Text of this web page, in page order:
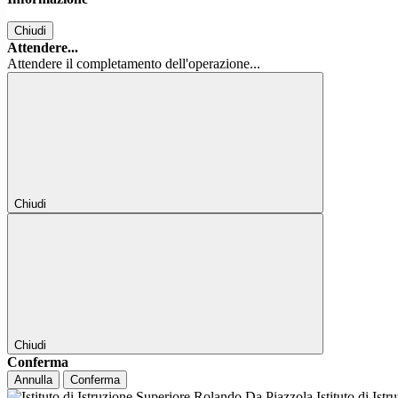
Chiudi
Attendere...
Attendere il completamento dell'operazione...
Chiudi
Chiudi
Conferma
Annulla Conferma